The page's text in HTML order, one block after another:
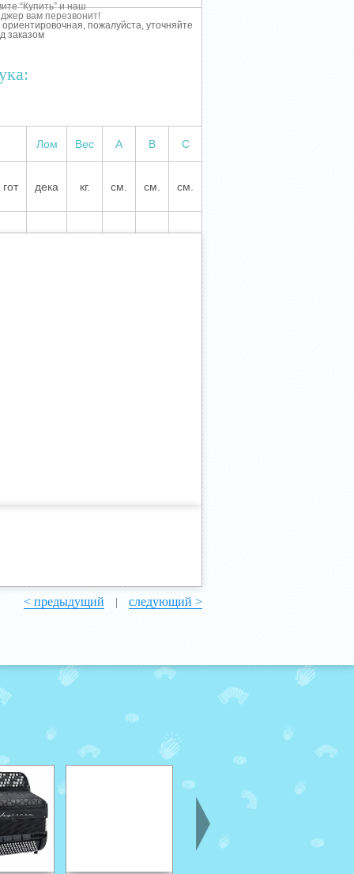
“Купить” и наш
вам перезвонит!
пожалуйста, уточняйте
заказом
Лом Вес А В С
гот дека кг. см. см. см.
< предыдущий | следующий >